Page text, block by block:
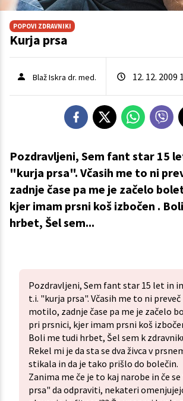
POPOVI ZDRAVNIKI
Kurja prsa
Blaž Iskra dr. med. 12. 12. 2009
Pozdravljeni, Sem fant star 15
"kurja prsa". Včasih me to ni
zadnje čase pa me je začelo
kjer imam prsni koš izbočen .
hrbet, Šel sem...
Pozdravljeni, Sem fant star 15 let in
t.i. "kurja prsa". Včasih me to ni preveč
motilo, zadnje čase pa me je začelo
pri prsnici, kjer imam prsni koš
Boli me tudi hrbet, Šel sem k
Rekel mi je da sta se dva živca v
stikala in da je tako prišlo do bolečin.
Zanima me če je to kaj narobe in če
prsa" da odpraviti, nekateri